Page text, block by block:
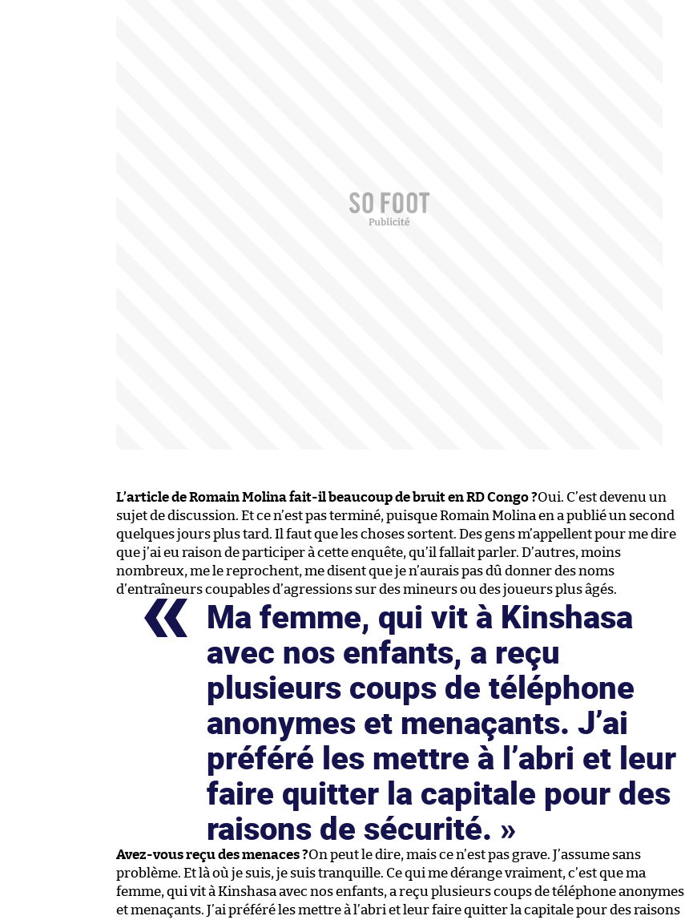
L’article de Romain Molina fait-il beaucoup de bruit en RD Congo ?Oui. C’est devenu un
sujet de discussion. Et ce n’est pas terminé, puisque Romain Molina en a publié un second
quelques jours plus tard. Il faut que les choses sortent. Des gens m’appellent pour me dire
que j’ai eu raison de participer à cette enquête, qu’il fallait parler. D’autres, moins
nombreux, me le reprochent, me disent que je n’aurais pas dû donner des noms
d’entraîneurs coupables d’agressions sur des mineurs ou des joueurs plus âgés.
Ma femme, qui vit à Kinshasa
avec nos enfants, a reçu
plusieurs coups de téléphone
anonymes et menaçants. J’ai
préféré les mettre à l’abri et leur
faire quitter la capitale pour des
raisons de sécurité.
Avez-vous reçu des menaces ?On peut le dire, mais ce n’est pas grave. J’assume sans
problème. Et là où je suis, je suis tranquille. Ce qui me dérange vraiment, c’est que ma
femme, qui vit à Kinshasa avec nos enfants, a reçu plusieurs coups de téléphone anonymes
et menaçants. J’ai préféré les mettre à l’abri et leur faire quitter la capitale pour des raisons